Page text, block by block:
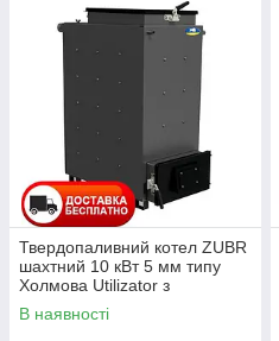
Твердопаливний котел ZUBR
шахтний 10 кВт 5 мм типу
Холмова Utilizator з
регулятором тяги
В наявності